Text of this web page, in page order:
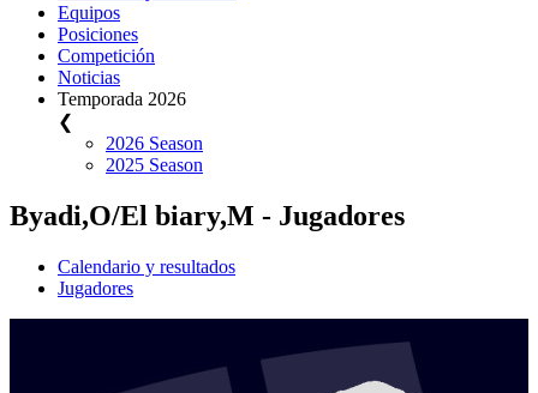
Equipos
Posiciones
Competición
Noticias
Temporada 2026
❮
2026 Season
2025 Season
Byadi,O/El biary,M - Jugadores
Calendario y resultados
Jugadores